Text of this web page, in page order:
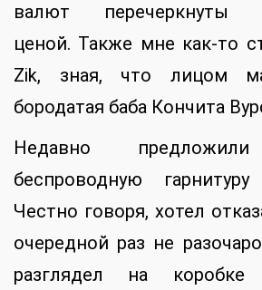
валют перечеркнуты
ценой. Также мне как-то
Zik, зная, что лицом
бородатая баба Кончита
Недавно
беспроводную
Честно говоря, хотел
очередной раз не
разглядел на коробке